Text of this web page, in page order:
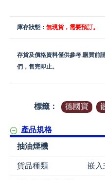
庫存狀態： 無現貨，需要預訂。
存貨及價格資料僅供參考,購買前
們，售完即止。
標籤： 德國寶
產品規格
抽油煙機
貨品種類
嵌入